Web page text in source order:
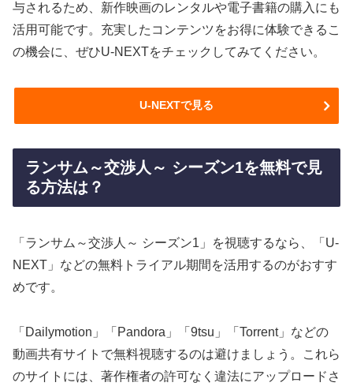
与されるため、新作映画のレンタルや電子書籍の購入にも
活用可能です。充実したコンテンツをお得に体験できるこ
の機会に、ぜひU-NEXTをチェックしてみてください。
U-NEXTで見る
ランサム～交渉人～ シーズン1を無料で見
る方法は？
「ランサム～交渉人～ シーズン1」を視聴するなら、「U-
NEXT」などの無料トライアル期間を活用するのがおすす
めです。
「Dailymotion」「Pandora」「9tsu」「Torrent」などの
動画共有サイトで無料視聴するのは避けましょう。これら
のサイトには、著作権者の許可なく違法にアップロードさ